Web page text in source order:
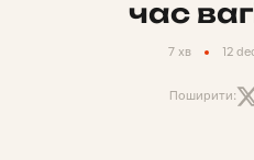
час
7 хв 12
Поширити: